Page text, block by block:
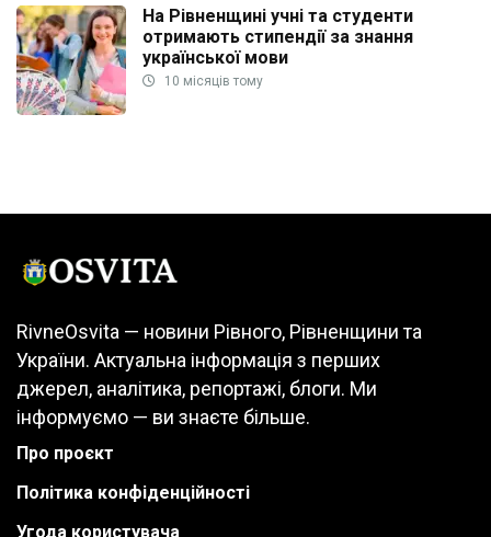
На Рівненщині учні та студенти
отримають стипендії за знання
української мови
10 місяців тому
RivneOsvita — новини Рівного, Рівненщини та
України. Актуальна інформація з перших
джерел, аналітика, репортажі, блоги. Ми
інформуємо — ви знаєте більше.
Про проєкт
Політика конфіденційності
Угода користувача